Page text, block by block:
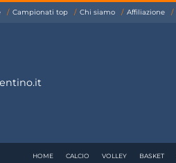
Campionati top Chi siamo Affiliazione
HOME CALCIO VOLLEY BASKET